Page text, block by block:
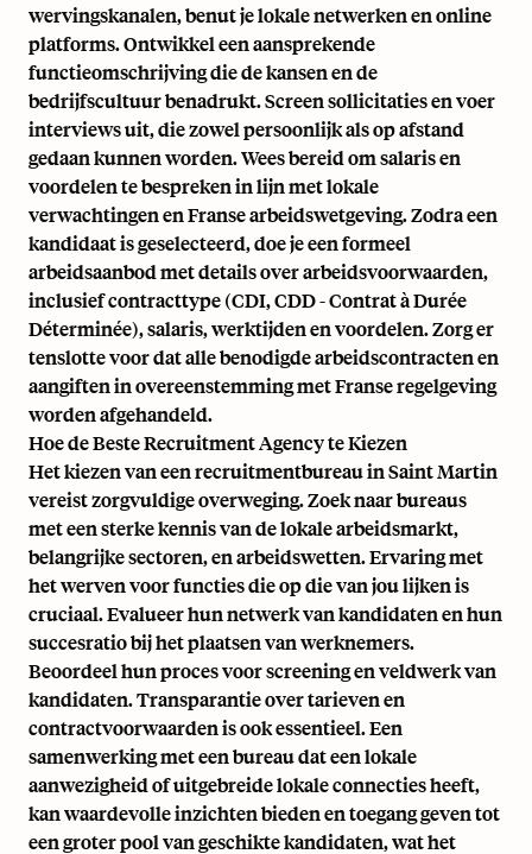
wervingskanalen, benut je lokale netwerken en online
platforms. Ontwikkel een aansprekende
functieomschrijving die de kansen en de
bedrijfscultuur benadrukt. Screen sollicitaties en voer
interviews uit, die zowel persoonlijk als op afstand
gedaan kunnen worden. Wees bereid om salaris en
voordelen te bespreken in lijn met lokale
verwachtingen en Franse arbeidswetgeving. Zodra een
kandidaat is geselecteerd, doe je een formeel
arbeidsaanbod met details over arbeidsvoorwaarden,
inclusief contracttype (CDI, CDD - Contrat à Durée
Déterminée), salaris, werktijden en voordelen. Zorg er
tenslotte voor dat alle benodigde arbeidscontracten en
aangiften in overeenstemming met Franse regelgeving
worden afgehandeld.
Hoe de Beste Recruitment Agency te Kiezen
Het kiezen van een recruitmentbureau in Saint Martin
vereist zorgvuldige overweging. Zoek naar bureaus
met een sterke kennis van de lokale arbeidsmarkt,
belangrijke sectoren, en arbeidswetten. Ervaring met
het werven voor functies die op die van jou lijken is
cruciaal. Evalueer hun netwerk van kandidaten en hun
succesratio bij het plaatsen van werknemers.
Beoordeel hun proces voor screening en veldwerk van
kandidaten. Transparantie over tarieven en
contractvoorwaarden is ook essentieel. Een
samenwerking met een bureau dat een lokale
aanwezigheid of uitgebreide lokale connecties heeft,
kan waardevolle inzichten bieden en toegang geven tot
een groter pool van geschikte kandidaten, wat het